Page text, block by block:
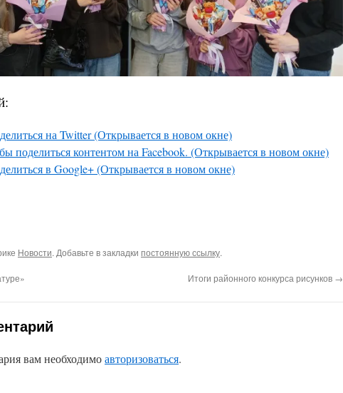
на Twitter (Открывается в новом окне)
поделиться контентом на Facebook. (Открывается в новом окне)
в Google+ (Открывается в новом окне)
Новости. Добавьте в закладки постоянную ссылку.
Итоги районного конкурса рисунков →
вам необходимоавторизоваться.